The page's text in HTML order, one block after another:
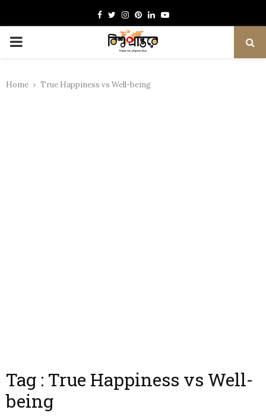
Facebook
TwitterInstagram
Pinterest
LinkedinYoutube
PRIMARY
Home True Happiness vs Well-being
Tag : True Happiness vs Well-
being